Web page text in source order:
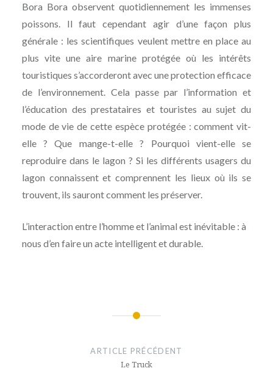
Bora Bora observent quotidiennement les immenses
poissons. Il faut cependant agir d’une façon plus
générale : les scientifiques veulent mettre en place au
plus vite une aire marine protégée où les intérêts
touristiques s’accorderont avec une protection efficace
de l’environnement. Cela passe par l’information et
l’éducation des prestataires et touristes au sujet du
mode de vie de cette espèce protégée : comment vit-
elle ? Que mange-t-elle ? Pourquoi vient-elle se
reproduire dans le lagon ? Si les différents usagers du
lagon connaissent et comprennent les lieux où ils se
trouvent, ils sauront comment les préserver.
L’interaction entre l’homme et l’animal est inévitable : à
nous d’en faire un acte intelligent et durable.
ARTICLE PRÉCÉDENT
Le Truck